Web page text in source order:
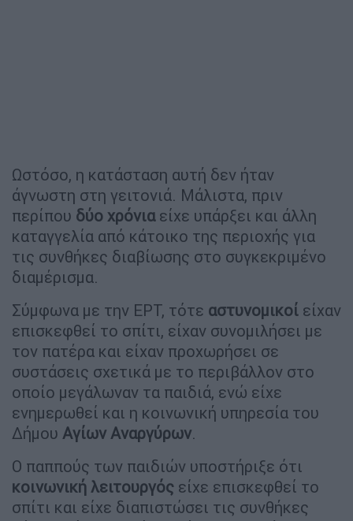
Ωστόσο, η κατάσταση αυτή δεν ήταν
άγνωστη στη γειτονιά. Μάλιστα, πριν
περίπου δύο χρόνιαείχε υπάρξει και άλλη
καταγγελία από κάτοικο της περιοχής για
τις συνθήκες διαβίωσης στο συγκεκριμένο
διαμέρισμα.
Σύμφωνα με την ΕΡΤ, τότε αστυνομικοί είχαν
επισκεφθεί το σπίτι, είχαν συνομιλήσει με
τον πατέρα και είχαν προχωρήσει σε
συστάσεις σχετικά με το περιβάλλον στο
οποίο μεγάλωναν τα παιδιά, ενώ είχε
ενημερωθεί και η κοινωνική υπηρεσία του
Δήμου Αγίων Αναργύρων.
Ο παππούς των παιδιών υποστήριξε ότι
κοινωνική λειτουργός είχε επισκεφθεί το
σπίτι και είχε διαπιστώσει τις συνθήκες